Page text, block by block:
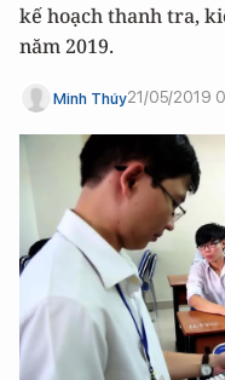
kế hoạch thanh tra,
năm 2019.
Minh Thúy21/05/2019